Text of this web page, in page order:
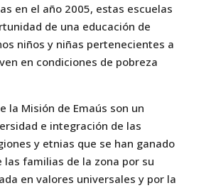
en el año 2005, estas escuelas
de una educación de
niños y niñas pertenecientes a
en condiciones de pobreza
la Misión de Emaús son un
e integración de las
y etnias que se han ganado
las familias de la zona por su
en valores universales y por la